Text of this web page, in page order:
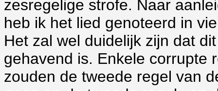
zesregelige strofe. Naar
heb ik het lied genoteerd in
Het zal wel duidelijk zijn dat
gehavend is. Enkele corrupte
zouden de tweede regel van